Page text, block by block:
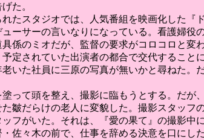
た。
れたスタジオでは、人気番組を映画化した
ーサーの言いなりになっている。看護婦役
係のミオだが、監督の要求がコロコロと変
定されていた出演者の都合で交代すること
いた社員に三原の写真が無いかと尋ねた
って頭を整え、撮影に臨もうとする。だ
皺だらけの老人に変貌した。撮影スタッ
フがいた。それは、『愛の果て』の撮影中
佐々木の前で、仕事を辞める決意を口に